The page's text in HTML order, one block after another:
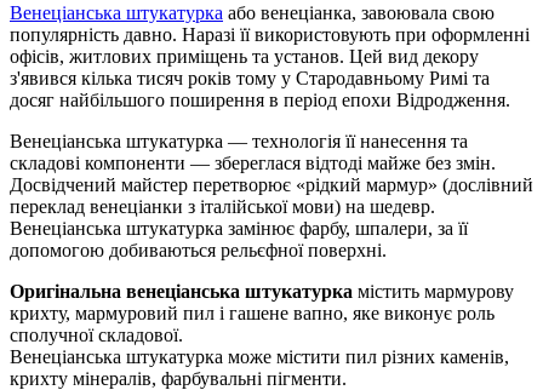
Венеціанська штукатурка або венеціанка, завоювала свою
популярність давно. Наразі її використовують при оформленні
офісів, житлових приміщень та установ. Цей вид декору
з'явився кілька тисяч років тому у Стародавньому Римі та
досяг найбільшого поширення в період епохи Відродження.
Венеціанська штукатурка — технологія її нанесення та
складові компоненти — збереглася відтоді майже без змін.
Досвідчений майстер перетворює «рідкий мармур» (дослівний
переклад венеціанки з італійської мови) на шедевр.
Венеціанська штукатурка замінює фарбу, шпалери, за її
допомогою добиваються рельєфної поверхні.
Оригінальна венеціанська штукатурка містить мармурову
крихту, мармуровий пил і гашене вапно, яке виконує роль
сполучної складової.
Венеціанська штукатурка може містити пил різних каменів,
крихту мінералів, фарбувальні пігменти.